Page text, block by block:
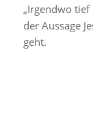
„Irgendwo
der Aussage
geht.